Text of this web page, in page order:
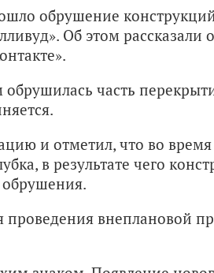
обрушение
Об этом рассказали
часть
и отметил, что во время
в результате чего
проведения внеплановой